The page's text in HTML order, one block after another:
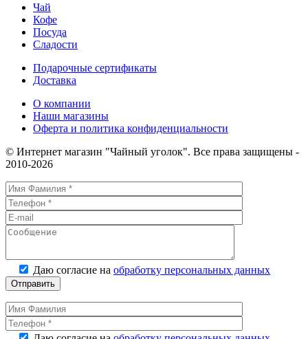
Чай
Кофе
Посуда
Сладости
Подарочные сертификаты
Доставка
О компании
Наши магазины
Оферта и политика конфиденциальности
© Интернет магазин "Чайный уголок". Все права защищены -
2010-2026
Даю согласие на обработку персональных данных